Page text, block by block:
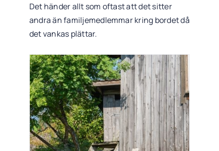
Det händer allt som oftast att det sitter
andra än familjemedlemmar kring bordet då
det vankas plättar.